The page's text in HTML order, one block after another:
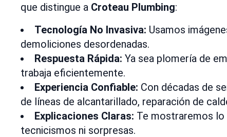
que distingue a Croteau Plumbing:
Tecnología No Invasiva: Usamos
demoliciones desordenadas.
Respuesta Rápida: Ya sea plomería de
trabaja eficientemente.
Experiencia Confiable: Con décadas de
de líneas de alcantarillado, reparación de
Explicaciones Claras: Te mostraremos
tecnicismos ni sorpresas.